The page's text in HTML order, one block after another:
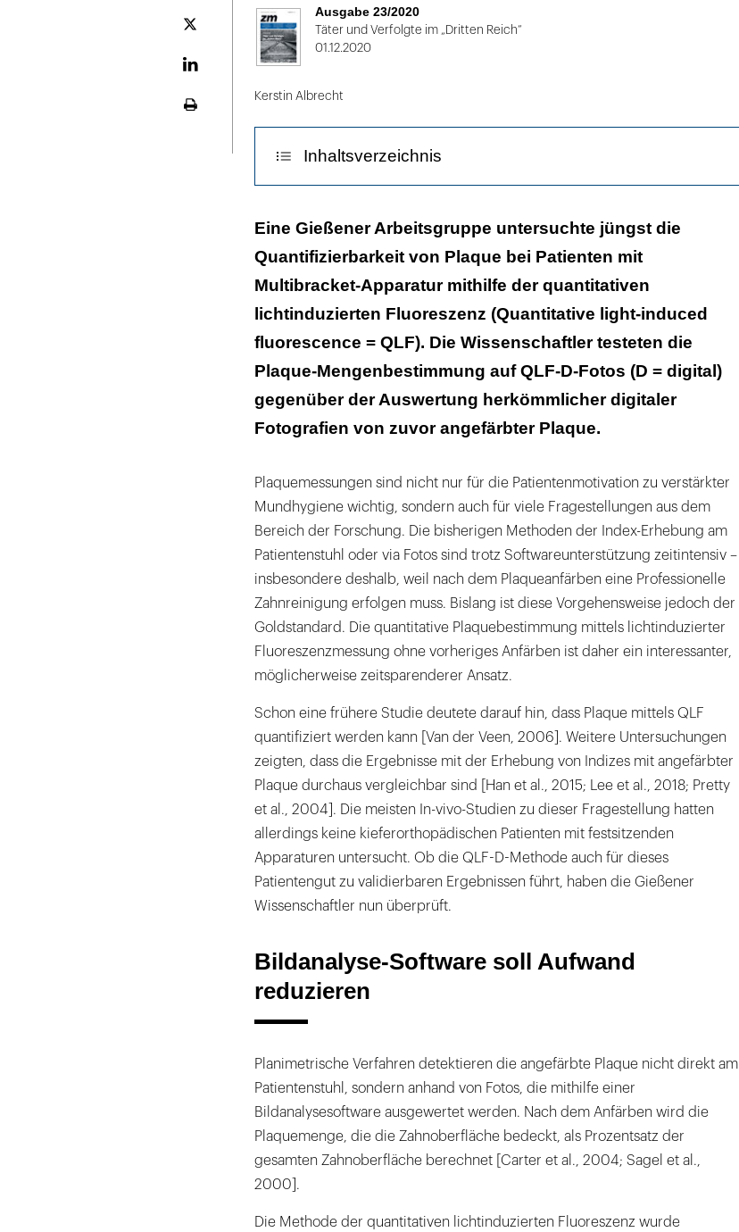
Plattform
Ausgabe 23/2020
Täter und Verfolgte im „Dritten Reich“
01.12.2020
Kerstin Albrecht
Inhaltsverzeichnis
Bildanalyse-Software soll Aufwand reduzieren
Ergebnis: QLF-D unterschätzt die Plaquemenge
Diskussion des Methodenfehlers
Literaturliste
Eine Gießener Arbeitsgruppe untersuchte jüngst die
Quantifizierbarkeit von Plaque bei Patienten mit
Multibracket-Apparatur mithilfe der quantitativen
lichtinduzierten Fluoreszenz (Quantitative light-induced
fluorescence = QLF). Die Wissenschaftler testeten die
Plaque-Mengenbestimmung auf QLF-D-Fotos (D = digital)
gegenüber der Auswertung herkömmlicher digitaler
Fotografien von zuvor angefärbter Plaque.
Plaquemessungen sind nicht nur für die Patientenmotivation zu verstärkter
Mundhygiene wichtig, sondern auch für viele Fragestellungen aus dem
Bereich der Forschung. Die bisherigen Methoden der Index-Erhebung am
Patientenstuhl oder via Fotos sind trotz Softwareunterstützung zeitintensiv –
insbesondere deshalb, weil nach dem Plaqueanfärben eine Professionelle
Zahnreinigung erfolgen muss. Bislang ist diese Vorgehensweise jedoch der
Goldstandard. Die quantitative Plaquebestimmung mittels lichtinduzierter
Fluoreszenzmessung ohne vorheriges Anfärben ist daher ein interessanter,
möglicherweise zeitsparenderer Ansatz.
Schon eine frühere Studie deutete darauf hin, dass Plaque mittels QLF
quantifiziert werden kann [Van der Veen, 2006]. Weitere Untersuchungen
zeigten, dass die Ergebnisse mit der Erhebung von Indizes mit angefärbter
Plaque durchaus vergleichbar sind [Han et al., 2015; Lee et al., 2018; Pretty
et al., 2004]. Die meisten In-vivo-Studien zu dieser Fragestellung hatten
allerdings keine kieferorthopädischen Patienten mit festsitzenden
Apparaturen untersucht. Ob die QLF-D-Methode auch für dieses
Patientengut zu validierbaren Ergebnissen führt, haben die Gießener
Wissenschaftler nun überprüft.
Bildanalyse-Software soll Aufwand
reduzieren
Planimetrische Verfahren detektieren die angefärbte Plaque nicht direkt am
Patientenstuhl, sondern anhand von Fotos, die mithilfe einer
Bildanalysesoftware ausgewertet werden. Nach dem Anfärben wird die
Plaquemenge, die die Zahnoberfläche bedeckt, als Prozentsatz der
gesamten Zahnoberfläche berechnet [Carter et al., 2004; Sagel et al.,
2000].
Die Methode der quantitativen lichtinduzierten Fluoreszenz wurde